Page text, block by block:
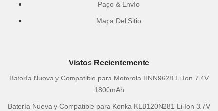
Pago & Envío
Mapa Del Sitio
Vistos Recientemente
Batería Nueva y Compatible para Motorola HNN9628 Li-Ion 7.4V
1800mAh
Batería Nueva y Compatible para Konka KLB120N281 Li-Ion 3.7V